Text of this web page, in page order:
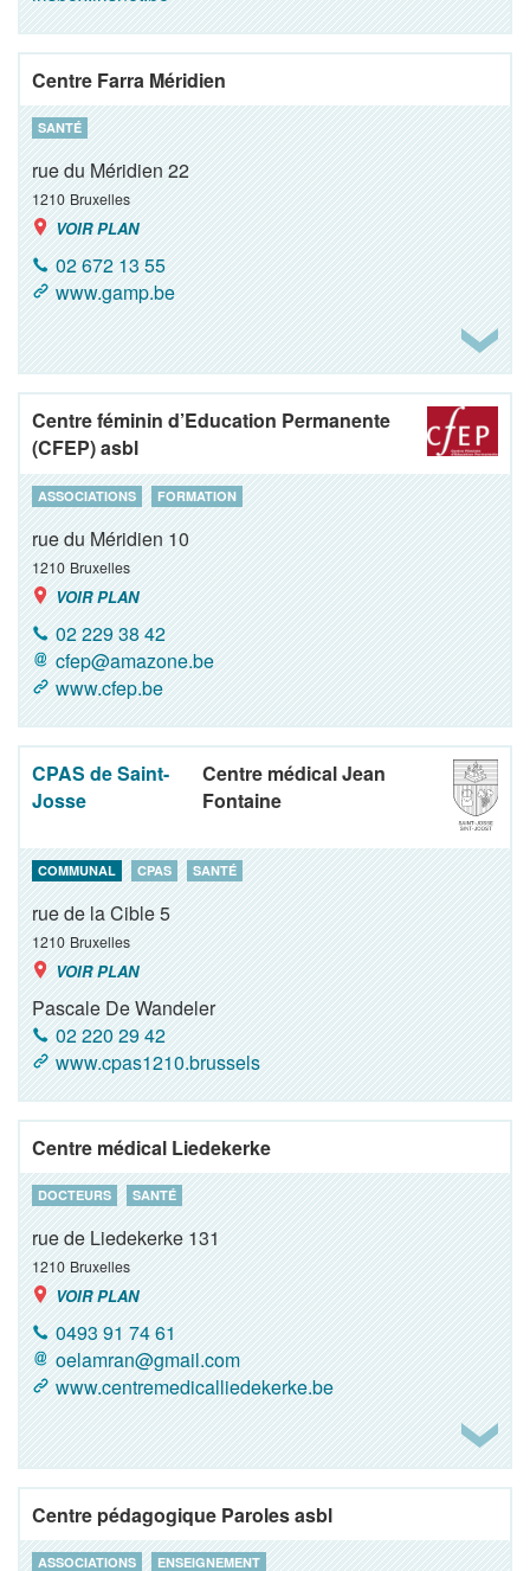
Centre Farra Méridien
SANTÉ
rue du Méridien 22
1210 Bruxelles
VOIR PLAN
02 672 13 55
www.gamp.be
Centre féminin d’Education Permanente
(CFEP) asbl
ASSOCIATIONS FORMATION
rue du Méridien 10
1210 Bruxelles
VOIR PLAN
02 229 38 42
cfep@amazone.be
www.cfep.be
CPAS de Saint-
Josse
Centre médical Jean
Fontaine
COMMUNAL CPAS SANTÉ
rue de la Cible 5
1210 Bruxelles
VOIR PLAN
Pascale De Wandeler
02 220 29 42
www.cpas1210.brussels
Centre médical Liedekerke
DOCTEURS SANTÉ
rue de Liedekerke 131
1210 Bruxelles
VOIR PLAN
0493 91 74 61
oelamran@gmail.com
www.centremedicalliedekerke.be
Centre pédagogique Paroles asbl
ASSOCIATIONS ENSEIGNEMENT